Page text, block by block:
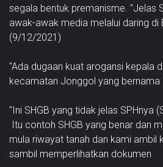
segala bentuk premanisme. "Jelas
awak-awak media melalui daring di
(9/12/2021)
"Ada dugaan kuat arogansi kepala
kecamatan Jonggol yang bernama
"Ini SHGB yang tidak jelas SPHnya
Itu contoh SHGB yang benar dan
mula riwayat tanah dan kami ambil
sambil memperlihatkan dokumen